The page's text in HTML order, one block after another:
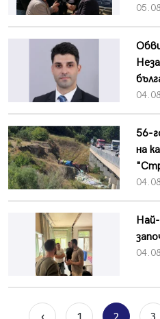
56-
на